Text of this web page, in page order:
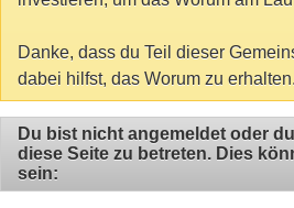
Danke, dass du Teil dieser
dabei hilfst, das Worum zu erhalten.
Du bist nicht angemeldet oder
diese Seite zu betreten. Dies
sein: